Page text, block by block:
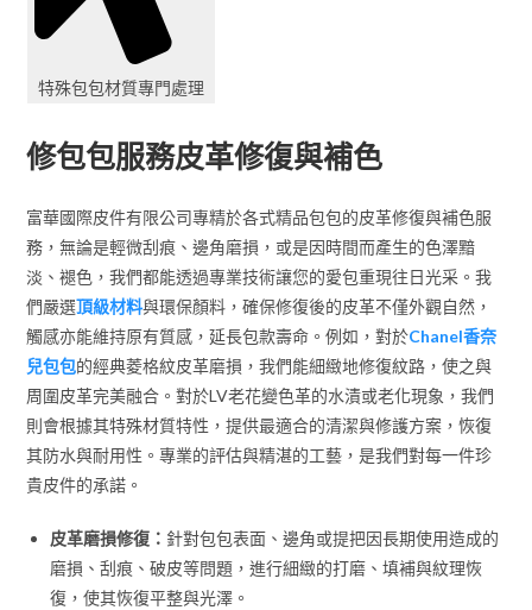
特殊包包材質專門處理
修包包服務皮革修復與補色
富華國際皮件有限公司專精於各式精品包包的皮革修復與補色服
務，無論是輕微刮痕、邊角磨損，或是因時間而產生的色澤黯
淡、褪色，我們都能透過專業技術讓您的愛包重現往日光采。我
們嚴選頂級材料與環保顏料，確保修復後的皮革不僅外觀自然，
觸感亦能維持原有質感，延長包款壽命。例如，對於Chanel香奈
兒包包的經典菱格紋皮革磨損，我們能細緻地修復紋路，使之與
周圍皮革完美融合。對於LV老花變色革的水漬或老化現象，我們
則會根據其特殊材質特性，提供最適合的清潔與修護方案，恢復
其防水與耐用性。專業的評估與精湛的工藝，是我們對每一件珍
貴皮件的承諾。
皮革磨損修復： 針對包包表面、邊角或提把因長期使用造成的
磨損、刮痕、破皮等問題，進行細緻的打磨、填補與紋理恢
復，使其恢復平整與光澤。